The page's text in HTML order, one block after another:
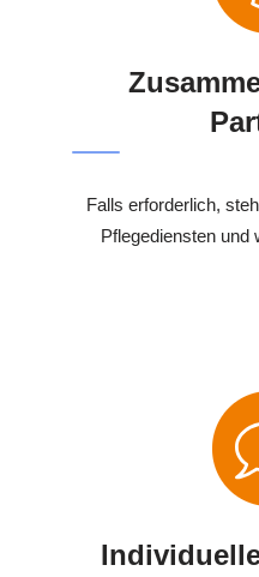
Falls erforderlich,
Pflegediensten und